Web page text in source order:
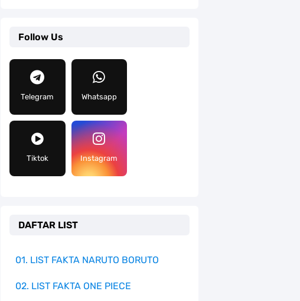
Follow Us
Telegram Whatsapp
Tiktok Instagram
DAFTAR LIST
01. LIST FAKTA NARUTO BORUTO
02. LIST FAKTA ONE PIECE